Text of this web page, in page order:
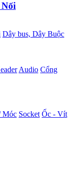
Nối
Dây bus, Dây Buộc
Audio Cổng
Móc Socket Ốc - Vít